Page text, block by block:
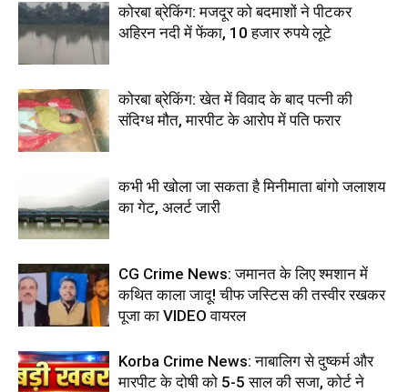
कोरबा ब्रेकिंग: मजदूर को बदमाशों ने पीटकर
अहिरन नदी में फेंका, 10 हजार रुपये लूटे
कोरबा ब्रेकिंग: खेत में विवाद के बाद पत्नी की
संदिग्ध मौत, मारपीट के आरोप में पति फरार
कभी भी खोला जा सकता है मिनीमाता बांगो जलाशय
का गेट, अलर्ट जारी
CG Crime News: जमानत के लिए श्मशान में
कथित काला जादू! चीफ जस्टिस की तस्वीर रखकर
पूजा का VIDEO वायरल
Korba Crime News: नाबालिग से दुष्कर्म और
मारपीट के दोषी को 5-5 साल की सजा, कोर्ट ने